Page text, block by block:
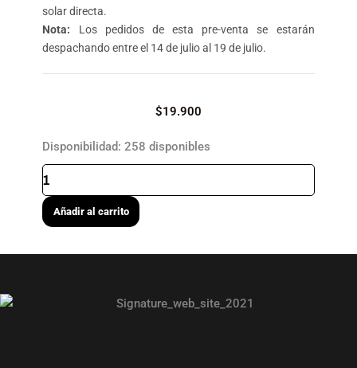
solar directa.
Nota: Los pedidos de esta pre-venta se estarán
despachando entre el 14 de julio al 19 de julio.
$19.900
Disponibilidad: 258 disponibles
GUARANA
STRONG
LIQUIDO
VIAL
DE
ML
Añadir al carrito